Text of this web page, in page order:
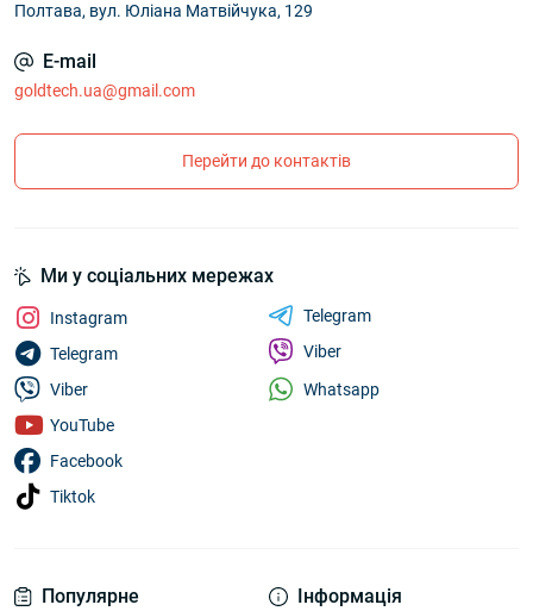
Полтава, вул. Юліана Матвійчука, 129
E-mail
goldtech.ua@gmail.com
Перейти до контактів
Популярне Інформація
Ми у соціальних мережах
Instagram
Telegram
Viber
YouTube
Facebook
Tiktok
Telegram
Viber
Whatsapp